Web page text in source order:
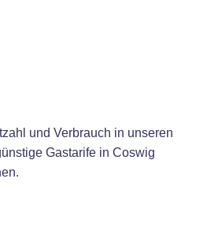
und Verbrauch in unseren
Gastarife in Coswig